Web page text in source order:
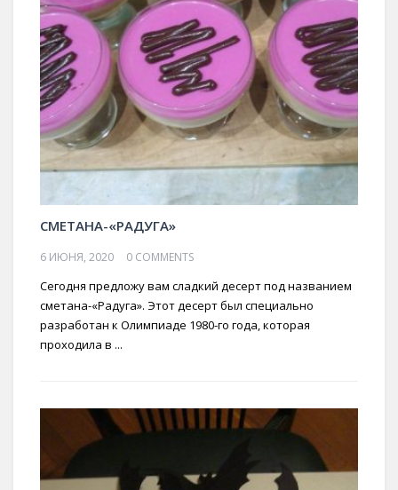
СМЕТАНА-«РАДУГА»
6 ИЮНЯ, 2020 0 COMMENTS
Сегодня предложу вам сладкий десерт под названием
сметана-«Радуга». Этот десерт был специально
разработан к Олимпиаде 1980-го года, которая
проходила в ...